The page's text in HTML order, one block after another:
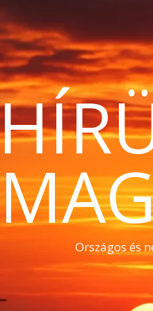
Országos és